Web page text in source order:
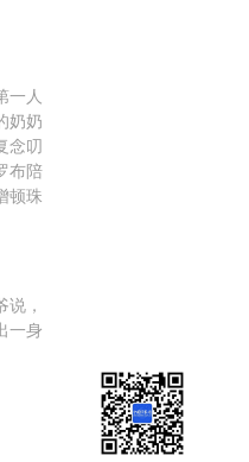
一人
奶奶
念叨
布陪
顿珠
，
一身